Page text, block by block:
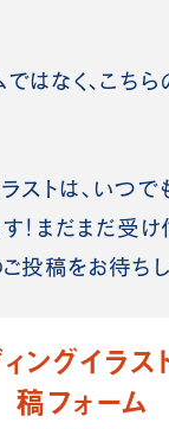
はなく、こち
ストは、いつで
！まだまだ受
投稿をお待ちし
ングイラ
稿フォーム